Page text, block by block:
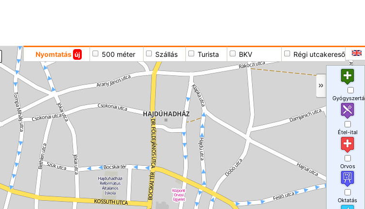
Nyomtatás új 500 méter Szállás Turista BKV Régi utcakereső
Étel-ital
Orvos
Oktatás